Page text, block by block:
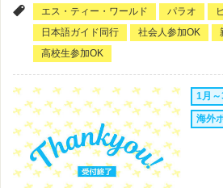
エス・ティー・ワールド パラオ
日本語ガイド同行
社会人参加OK
高校生参加OK
1月
海外